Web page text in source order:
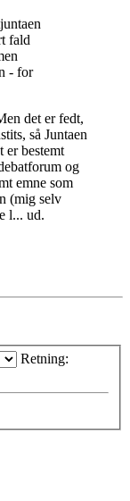
fald
- for
det er fedt,
så Juntaen
er bestemt
og
emne som
(mig selv
l... ud.
Retning: